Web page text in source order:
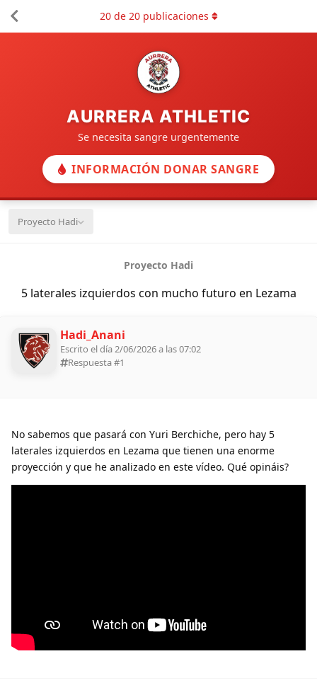
AURRERA ATHLETIC
Se necesita sangre urgentemente
INFORMACIÓN DONAR SANGRE
Proyecto Hadi
Proyecto Hadi
5 laterales izquierdos con mucho futuro en Lezama
20de 20publicaciones
Hadi_Anani
Escrito el día 2/06/2026 a las 07:02
Respuesta #1
No sabemos que pasará con Yuri Berchiche, pero hay 5
laterales izquierdos en Lezama que tienen una enorme
proyección y que he analizado en este vídeo. Qué opináis?